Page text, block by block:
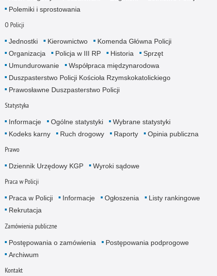
Polemiki i sprostowania
O Policji
Jednostki Kierownictwo
Komenda Główna Policji
Organizacja
Policja w III RP Historia
Sprzęt
Umundurowanie
Współpraca międzynarodowa
Duszpasterstwo Policji Kościoła Rzymskokatolickiego
Prawosławne Duszpasterstwo Policji
Statystyka
Informacje Ogólne statystyki
Wybrane statystyki
Kodeks karny
Ruch drogowy Raporty Opinia publiczna
Prawo
Dziennik Urzędowy KGP Wyroki sądowe
Praca w Policji
Praca w Policji Informacje Ogłoszenia
Listy rankingowe
Rekrutacja
Zamówienia publiczne
Postępowania o zamówienia
Postępowania podprogowe
Archiwum
Kontakt